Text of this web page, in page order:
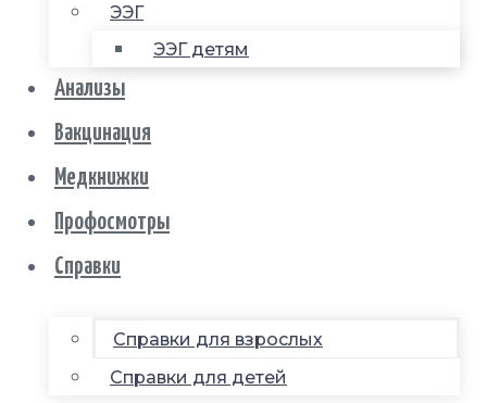
ЭЭГ
ЭЭГ детям
Анализы
Вакцинация
Медкнижки
Профосмотры
Справки
Справки для взрослых
Справки для детей